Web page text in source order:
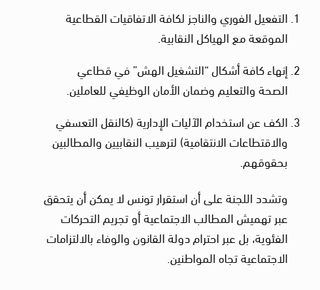
التفعيل الفوري والناجز لكافة الاتفاقيات القطاعية
الموقعة مع الهياكل النقابية.
إنهاء كافة أشكال “التشغيل الهش” في قطاعي
الصحة والتعليم وضمان الأمان الوظيفي للعاملين.
الكف عن استخدام الآليات الإدارية (كالنقل التعسفي
والاقتطاعات الانتقامية) لترهيب النقابيين والمطالبين
بحقوقهم.
وتشدد اللجنة على أن استقرار تونس لا يمكن أن يتحقق
عبر تهميش المطالب الاجتماعية أو تجريم التحركات
الفئوية، بل عبر احترام دولة القانون والوفاء بالالتزامات
الاجتماعية تجاه المواطنين.